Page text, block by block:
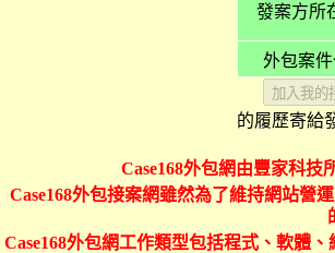
發案方所
外包案
的履歷寄給
Case168外包網由豐家科技
Case168外包接案網雖然為了維持網站營
Case168外包網工作類型包括程式、軟體